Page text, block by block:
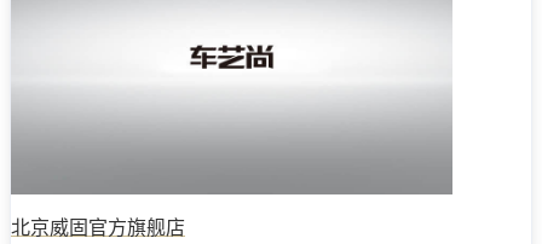
北京威固官方旗舰店